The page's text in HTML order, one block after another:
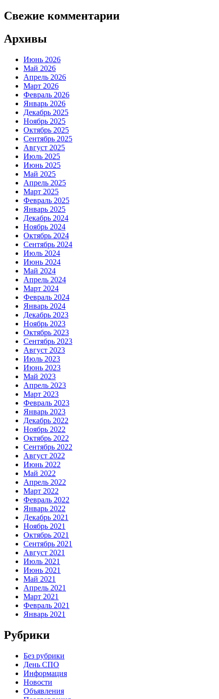
Свежие комментарии
Архивы
Июнь 2026
Май 2026
Апрель 2026
Март 2026
Февраль 2026
Январь 2026
Декабрь 2025
Ноябрь 2025
Октябрь 2025
Сентябрь 2025
Август 2025
Июль 2025
Июнь 2025
Май 2025
Апрель 2025
Март 2025
Февраль 2025
Январь 2025
Декабрь 2024
Ноябрь 2024
Октябрь 2024
Сентябрь 2024
Июль 2024
Июнь 2024
Май 2024
Апрель 2024
Март 2024
Февраль 2024
Январь 2024
Декабрь 2023
Ноябрь 2023
Октябрь 2023
Сентябрь 2023
Август 2023
Июль 2023
Июнь 2023
Май 2023
Апрель 2023
Март 2023
Февраль 2023
Январь 2023
Декабрь 2022
Ноябрь 2022
Октябрь 2022
Сентябрь 2022
Август 2022
Июнь 2022
Май 2022
Апрель 2022
Март 2022
Февраль 2022
Январь 2022
Декабрь 2021
Ноябрь 2021
Октябрь 2021
Сентябрь 2021
Август 2021
Июль 2021
Июнь 2021
Май 2021
Апрель 2021
Март 2021
Февраль 2021
Январь 2021
Рубрики
Без рубрики
День СПО
Информация
Новости
Объявления